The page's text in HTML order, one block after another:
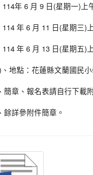
114年 6 月 9 日(星期一)上
114 年 6 月 11 日(星期三)
114 年 6 月 13 日(星期五)
地點：花蓮縣文蘭國民
簡章、報名表請自行下載
餘詳參附件簡章。